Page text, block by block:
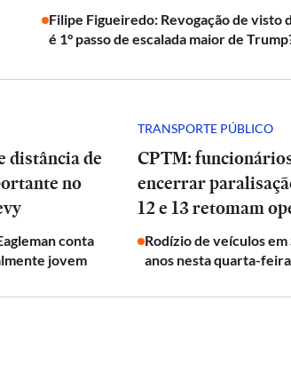
Filipe Figueiredo: Revogação de visto
é 1° passo de escalada maior de
distância de
no
conta
jovem
TRANSPORTE PÚBLICO
CPTM:
encerrar
12 e 13 retomam
Rodízio de veículos
anos nesta quarta-feira